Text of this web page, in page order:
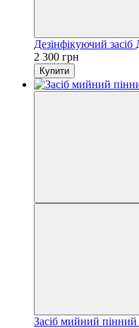
Дезінфікуючий
2 300 грн
Купити
Засіб мийний